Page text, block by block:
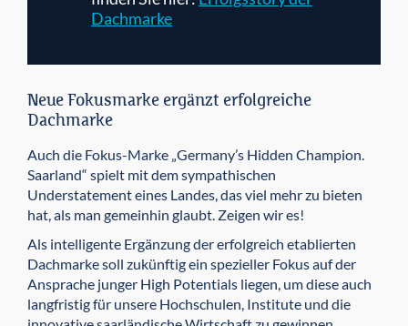
Dachmarke
Neue Fokusmarke ergänzt erfolgreiche
Dachmarke
Auch die Fokus-Marke „Germany’s Hidden Champion.
Saarland“ spielt mit dem sympathischen
Understatement eines Landes, das viel mehr zu bieten
hat, als man gemeinhin glaubt. Zeigen wir es!
Als intelligente Ergänzung der erfolgreich etablierten
Dachmarke soll zukünftig ein spezieller Fokus auf der
Ansprache junger High Potentials liegen, um diese auch
langfristig für unsere Hochschulen, Institute und die